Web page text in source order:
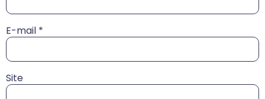
E-mail *
Site